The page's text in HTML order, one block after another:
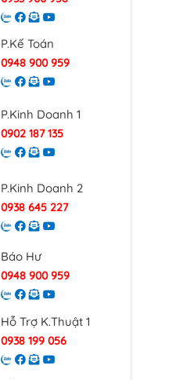
P.Kế Toán
0948 900 959
P.Kinh Doanh 1
0902 187 135
P.Kinh Doanh 2
0938 645 227
Báo Hư
0948 900 959
Hỗ Trợ K.Thuật 1
0938 199 056